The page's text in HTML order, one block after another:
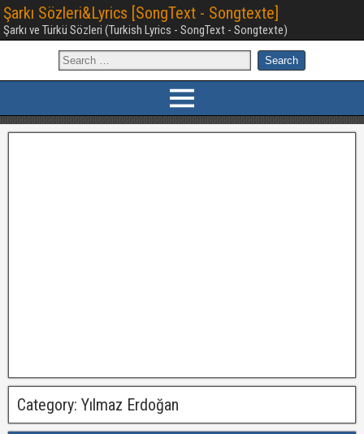
Şarkı Sözleri&Lyrics [SongText - Songtexte]
Şarkı ve Türkü Sözleri (Turkish Lyrics - SongText - Songtexte)
Category: Yılmaz Erdoğan